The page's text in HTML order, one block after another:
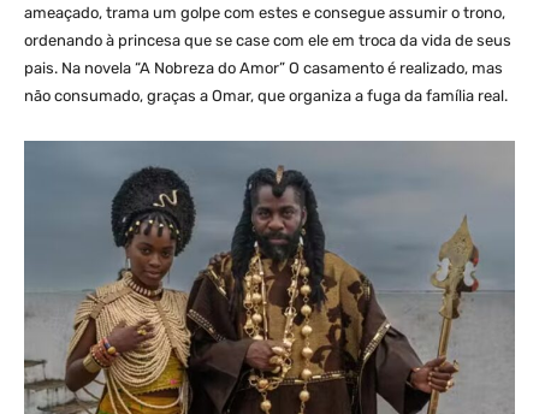
ameaçado, trama um golpe com estes e consegue assumir o trono,
ordenando à princesa que se case com ele em troca da vida de seus
pais. Na novela “A Nobreza do Amor” O casamento é realizado, mas
não consumado, graças a Omar, que organiza a fuga da família real.